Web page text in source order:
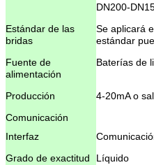
DN200-
Estándar de las
bridas
Se aplicará
estándar
Fuente de
alimentación
Baterías de
Producción
4-20mA o
Comunicación
Interfaz
Grado de exactitud
Líquido